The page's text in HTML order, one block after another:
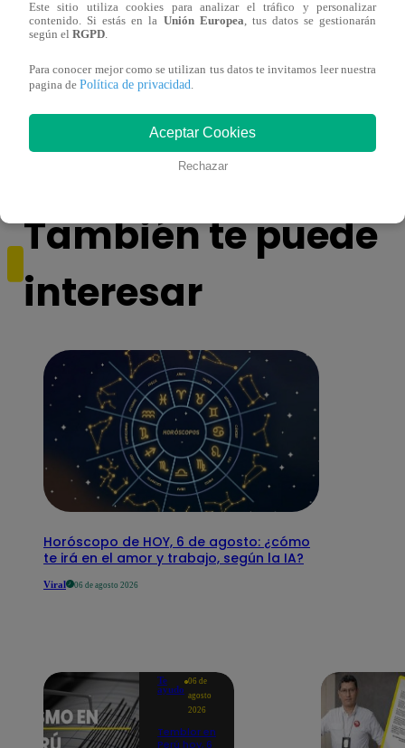
del
También te puede
interesar
Horóscopo de HOY, 6 de agosto: ¿cómo
te irá en el amor y trabajo, según la IA?
Viral 06 de agosto 2026
Te
ayudo
06 de
agosto
2026
Temblor en
Perú hoy, 6
Este sitio utiliza cookies para analizar el tráfico y personalizar
contenido. Si estás en la Unión Europea, tus datos se gestionarán
según el RGPD.
Para conocer mejor como se utilizan tus datos te invitamos leer nuestra
pagina de Política de privacidad.
Aceptar Cookies
Rechazar